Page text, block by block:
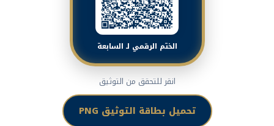
الختم الرقمي لـ السابعة
انقر للتحقق من التوثيق
تحميل بطاقة التوثيق PNG